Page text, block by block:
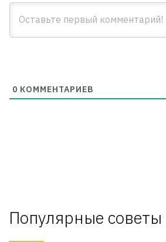
0 КОММЕНТАРИЕВ
Популярные советы